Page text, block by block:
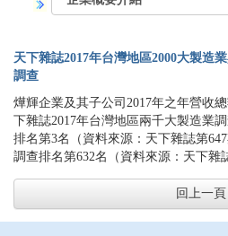
天下雜誌2017年台灣地區2000大製造
調查
燁輝企業及其子公司2017年之年營收
下雜誌2017年台灣地區兩千大製造業
排名第3名（資料來源：天下雜誌第
調查排名第632名（資料來源：天下雜
回上一頁